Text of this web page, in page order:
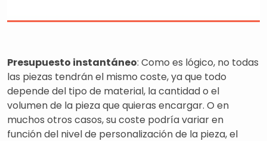
Presupuesto instantáneo: Como es lógico, no todas
las piezas tendrán el mismo coste, ya que todo
depende del tipo de material, la cantidad o el
volumen de la pieza que quieras encargar. O en
muchos otros casos, su coste podría variar en
función del nivel de personalización de la pieza, el